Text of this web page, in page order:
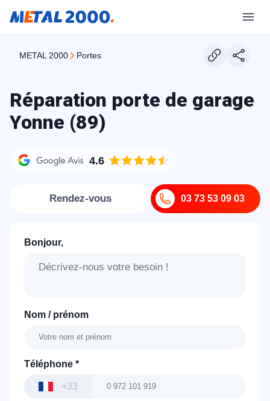
METAL 2000 portes
Réparation porte de garage
Yonne (89)
4.6
03 73 53 09 03
Rendez-vous
Bonjour,
Nom / prénom
Téléphone *
+33